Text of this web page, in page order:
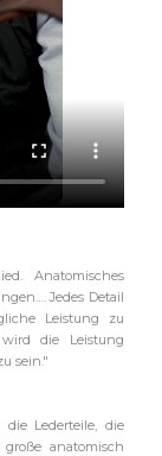
Anatomisches
Jedes Detail
Leistung zu
die Leistung
sein."
die Lederteile, die
anatomisch